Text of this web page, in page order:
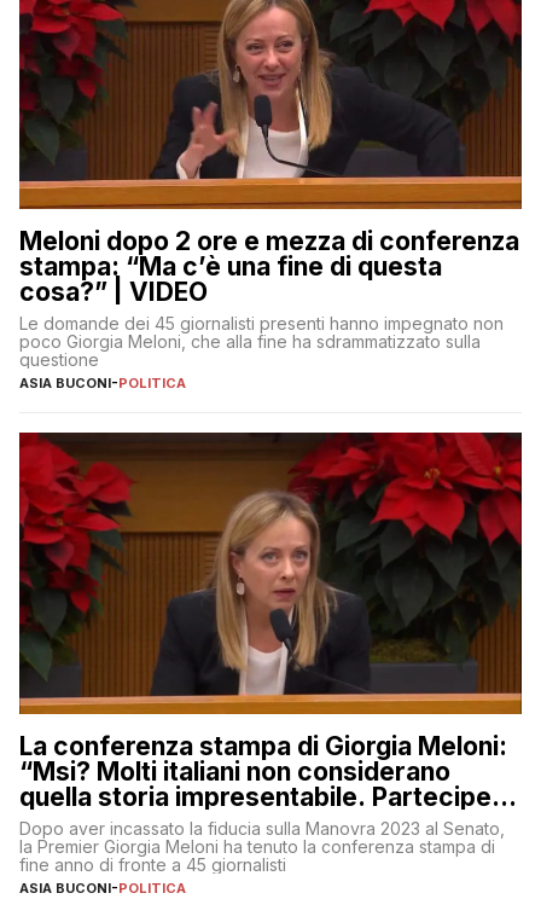
Meloni dopo 2 ore e mezza di conferenza
stampa: “Ma c’è una fine di questa
cosa?” | VIDEO
Le domande dei 45 giornalisti presenti hanno impegnato non
poco Giorgia Meloni, che alla fine ha sdrammatizzato sulla
questione
ASIA BUCONI-POLITICA
La conferenza stampa di Giorgia Meloni:
“Msi? Molti italiani non considerano
quella storia impresentabile. Parteciperò
al 25 aprile”
Dopo aver incassato la fiducia sulla Manovra 2023 al Senato,
la Premier Giorgia Meloni ha tenuto la conferenza stampa di
fine anno di fronte a 45 giornalisti
ASIA BUCONI-POLITICA